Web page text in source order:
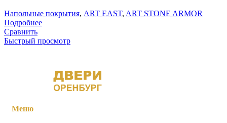
Напольные покрытия, ART EAST, ART STONE ARMOR
Подробнее
Сравнить
Быстрый просмотр
Меню